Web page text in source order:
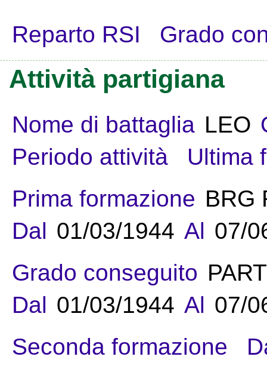
Reparto RSI Grado
Attività partigiana
Nome di battaglia LEO
Periodo attività
Ultima
Prima formazione BRG
Dal 01/03/1944 Al 07/
Grado conseguito
Dal 01/03/1944 Al 07/
Seconda formazione